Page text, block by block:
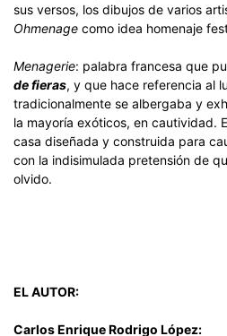
sus versos, los dibujos de varios
Ohmenage como idea homenaje
Menagerie: palabra francesa que
de fieras, y que hace referencia al
tradicionalmente se albergaba y
la mayoría exóticos, en cautividad.
casa diseñada y construida para
con la indisimulada pretensión de
olvido.
EL AUTOR:
Carlos Enrique Rodrigo López: